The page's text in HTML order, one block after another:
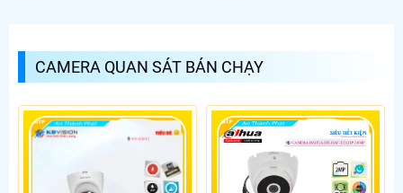
CAMERA QUAN SÁT BÁN CHẠY